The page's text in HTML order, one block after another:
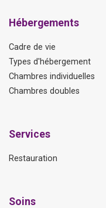
Hébergements
Cadre de vie
Types d'hébergement
Chambres individuelles
Chambres doubles
Services
Restauration
Soins